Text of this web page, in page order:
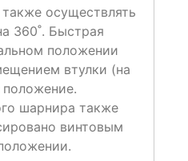
осуществлять
360˚. Быстрая
положении
втулки (на
шарнира также
винтовым